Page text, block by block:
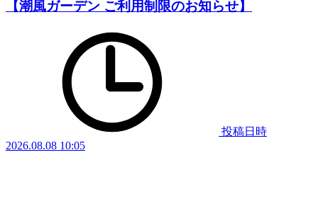
【潮風ガーデン ご利用制限のお知らせ】
投稿日時
2026.08.08 10:05